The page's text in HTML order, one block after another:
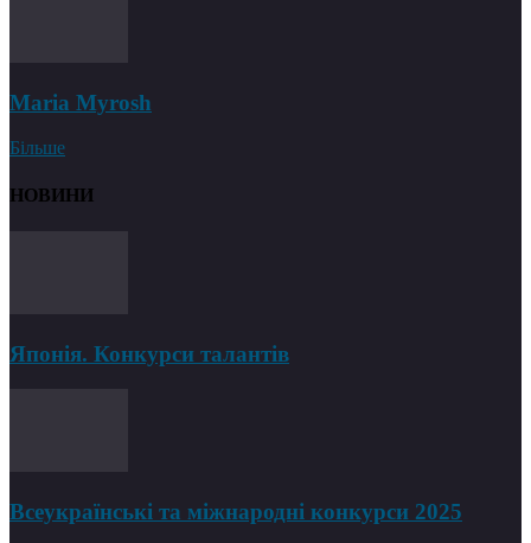
Maria Myrosh
Більше
НОВИНИ
Японія. Конкурси талантів
Всеукраїнські та міжнародні конкурси 2025